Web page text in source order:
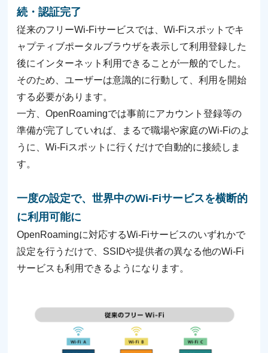
続・認証完了
従来のフリーWi-Fiサービスでは、Wi-Fiスポットでキ
ャプティブポータルブラウザを表示して利用登録した
後にインターネット利用できることが一般的でした。
そのため、ユーザーは意識的に行動して、利用を開始
する必要があります。
一方、OpenRoamingでは事前にアカウント登録等の
準備が完了していれば、まるで職場や家庭のWi-Fiのよ
うに、Wi-Fiスポットに行くだけで自動的に接続しま
す。
一度の設定で、世界中のWi-Fiサービスを横断的
に利用可能に
OpenRoamingに対応するWi-Fiサービスのいずれかで
設定を行うだけで、SSIDや提供者の異なる他のWi-Fi
サービスも利用できるようになります。